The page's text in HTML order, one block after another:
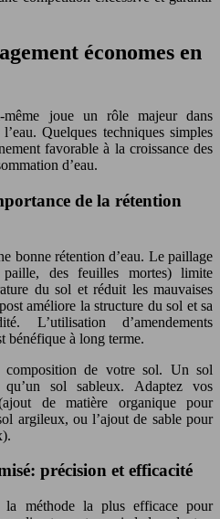
économes en
même joue un rôle majeur dans
Quelques techniques simples
favorable à la croissance des
d’eau.
de la rétention
bonne rétention d’eau. Le paillage
des feuilles mortes) limite
du sol et réduit les mauvaises
améliore la structure du sol et sa
L’utilisation d’amendements
bénéfique à long terme.
composition de votre sol. Un sol
sol sableux. Adaptez vos
de matière organique pour
argileux, ou l’ajout de sable pour
précision et efficacité
la méthode la plus efficace pour